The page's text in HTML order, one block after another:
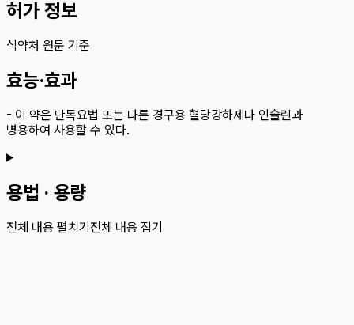
허가 정보
식약처 원문 기준
효능·효과
- 이 약은 단독요법 또는 다른 경구용 혈당강하제나 인슐린과
병용하여 사용할 수 있다.
용법 · 용량
전체 내용 펼치기전체 내용 접기